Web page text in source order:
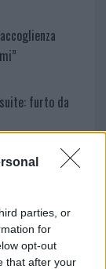
parties, or
for
opt-out
that after your
furto da
tornano
fino a